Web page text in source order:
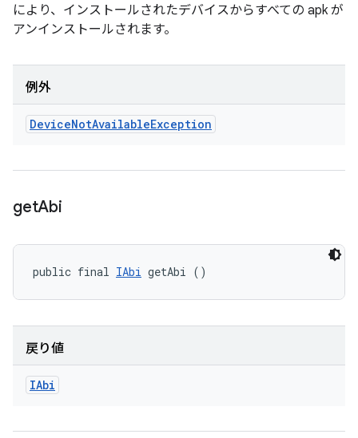
により、インストールされたデバイスからすべての apk が
アンインストールされます。
例外
DeviceNotAvailableException
getAbi
public final IAbi getAbi ()
戻り値
IAbi